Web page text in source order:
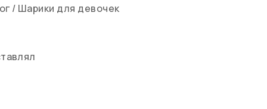
/ Шарики для девочек